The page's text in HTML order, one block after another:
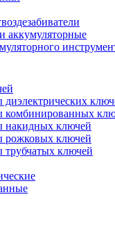
аккумуляторные
комбинированных
накидных ключей
рожковых ключей
трубчатых ключей